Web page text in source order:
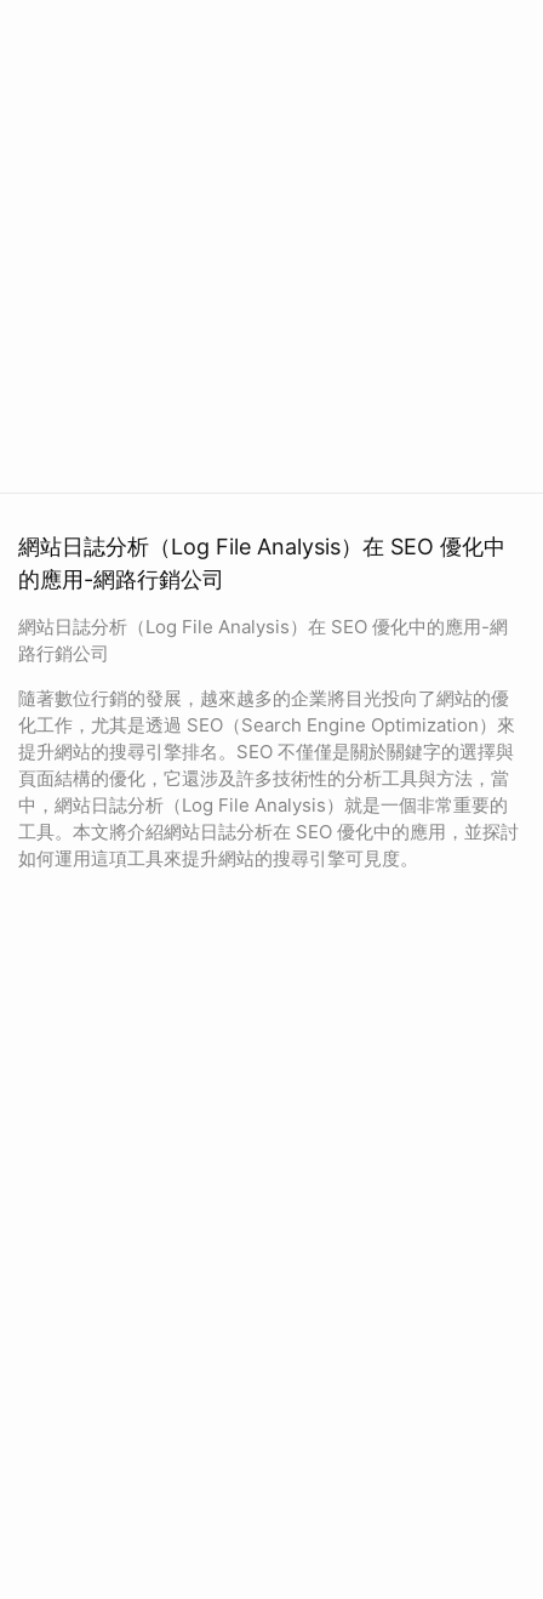
網站日誌分析（Log File Analysis）在 SEO 優化中
的應用-網路行銷公司
網站日誌分析（Log File Analysis）在 SEO 優化中的應用-網
路行銷公司
隨著數位行銷的發展，越來越多的企業將目光投向了網站的優
化工作，尤其是透過 SEO（Search Engine Optimization）來
提升網站的搜尋引擎排名。SEO 不僅僅是關於關鍵字的選擇與
頁面結構的優化，它還涉及許多技術性的分析工具與方法，當
中，網站日誌分析（Log File Analysis）就是一個非常重要的
工具。本文將介紹網站日誌分析在 SEO 優化中的應用，並探討
如何運用這項工具來提升網站的搜尋引擎可見度。